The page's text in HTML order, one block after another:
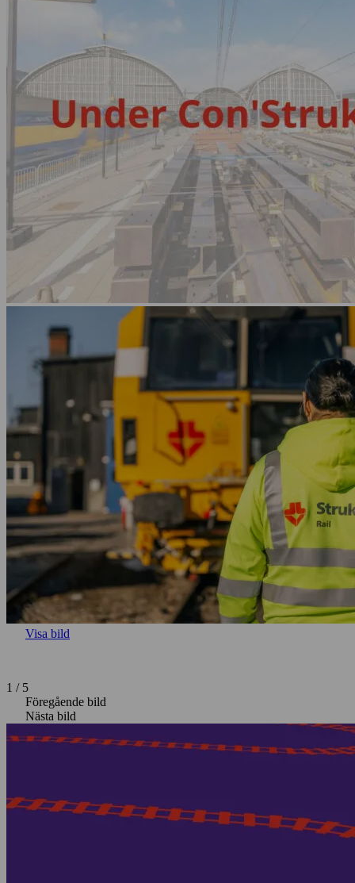
Visa bild
1 / 5
Föregående bild
Nästa bild